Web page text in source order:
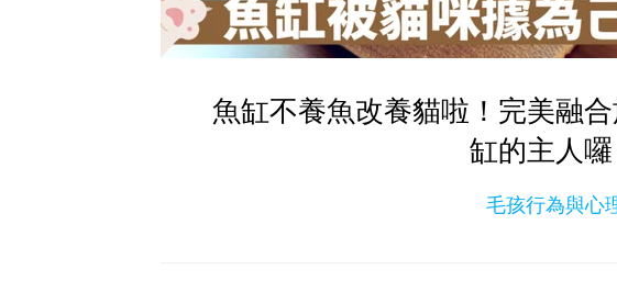
魚缸不養魚改養貓啦！完美融
缸的主人囉
毛孩行為與心